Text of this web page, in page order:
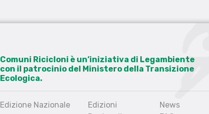
Comuni Ricicloni è un’iniziativa di Legambiente
con il patrocinio del Ministero della Transizione
Ecologica.
Edizione Nazionale
Edizioni
News